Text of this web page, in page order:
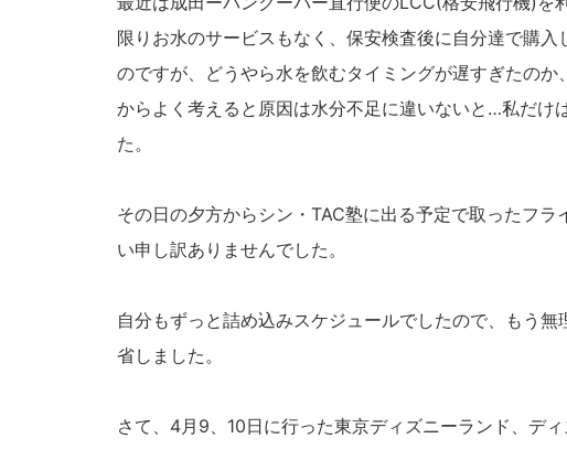
限りお水のサービスもなく、保安検査後に自分達で購
のですが、どうやら水を飲むタイミングが遅すぎたの
からよく考えると原因は水分不足に違いないと…私だけ
た。
その日の夕方からシン・TAC塾に出る予定で取ったフ
い申し訳ありませんでした。
自分もずっと詰め込みスケジュールでしたので、もう
省しました。
さて、4月9、10日に行った東京ディズニーランド、デ